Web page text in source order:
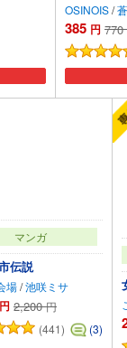
OSINOIS/
385 円 770
マンガ
伝説
場/池咲ミサ
円 2,200 円
(441)
(3)